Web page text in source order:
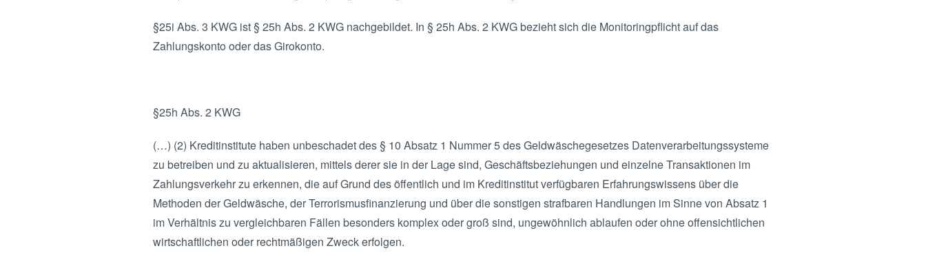
§25i Abs. 3 KWG ist § 25h Abs. 2 KWG nachgebildet. In § 25h Abs. 2 KWG bezieht sich die Monitoringpflicht auf das
Zahlungskonto oder das Girokonto.
§25h Abs. 2 KWG
(…) (2) Kreditinstitute haben unbeschadet des § 10 Absatz 1 Nummer 5 des Geldwäschegesetzes Datenverarbeitungssysteme
zu betreiben und zu aktualisieren, mittels derer sie in der Lage sind, Geschäftsbeziehungen und einzelne Transaktionen im
Zahlungsverkehr zu erkennen, die auf Grund des öffentlich und im Kreditinstitut verfügbaren Erfahrungswissens über die
Methoden der Geldwäsche, der Terrorismusfinanzierung und über die sonstigen strafbaren Handlungen im Sinne von Absatz 1
im Verhältnis zu vergleichbaren Fällen besonders komplex oder groß sind, ungewöhnlich ablaufen oder ohne offensichtlichen
wirtschaftlichen oder rechtmäßigen Zweck erfolgen.